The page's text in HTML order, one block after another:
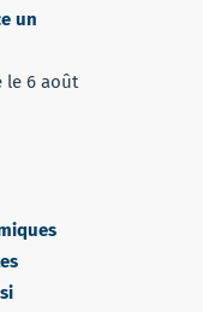
un
le 6 août